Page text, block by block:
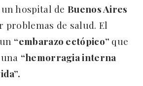
hospital deBuenos Aires
problemas de salud. El
“embarazo ectópico” que
“hemorragia interna